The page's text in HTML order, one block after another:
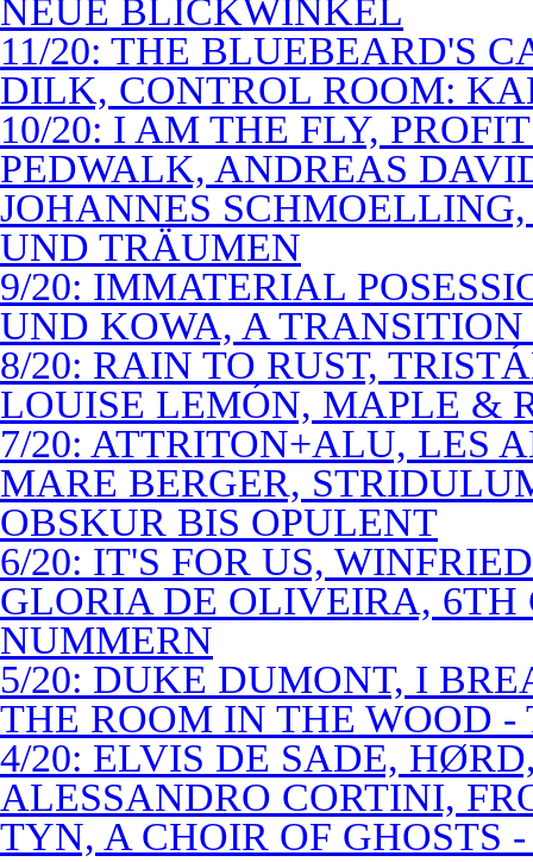
NEUE BLICKWINKEL
11/20: THE BLUEBEARD'S
DILK, CONTROL ROOM:
10/20: I AM THE FLY,
PEDWALK, ANDREAS
JOHANNES
UND TRÄUMEN
9/20: IMMATERIAL
UND KOWA, A
8/20: RAIN TO RUST,
LOUISE LEMÓN, MAPLE &
7/20: ATTRITON+ALU, LES
MARE BERGER,
OBSKUR BIS OPULENT
6/20: IT'S FOR US,
GLORIA DE OLIVEIRA, 6TH
NUMMERN
5/20: DUKE DUMONT, I
THE ROOM IN THE WOOD
4/20: ELVIS DE SADE,
ALESSANDRO CORTINI,
TYN, A CHOIR OF GHOSTS